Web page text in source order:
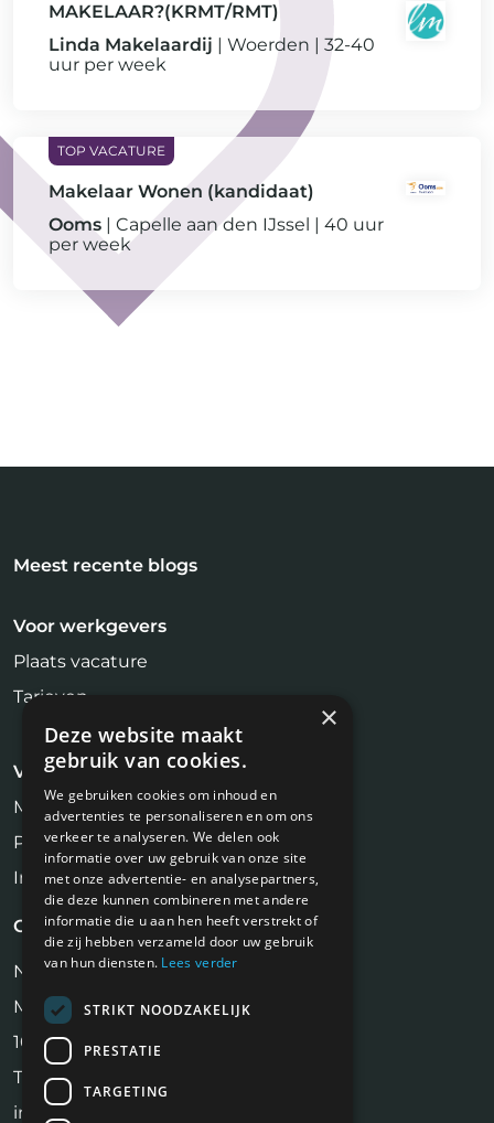
MAKELAAR?(KRMT/RMT)
Linda Makelaardij
Woerden
32-40
uur per week
Makelaar Wonen (kandidaat)
Ooms
Capelle aan den IJssel
40 uur
per week
Meest recente blogs
Voor werkgevers
Plaats vacature
Tarieven
Voor kandidaten
Makelaar Vacatures
Profiel aanmaken
Inschrijven Job Alert
Contact
NiVa Media
Maassluisstraat 2
1062 GD Amsterdam
Tel:06 17 13 90 41
info@makelaarbanen.nl
×
Deze website maakt
gebruik van cookies.
We gebruiken cookies om inhoud en
advertenties te personaliseren en om ons
verkeer te analyseren. We delen ook
informatie over uw gebruik van onze site
met onze advertentie- en analysepartners,
die deze kunnen combineren met andere
informatie die u aan hen heeft verstrekt of
die zij hebben verzameld door uw gebruik
van hun diensten. Lees verder
STRIKT NOODZAKELIJK
PRESTATIE
TARGETING